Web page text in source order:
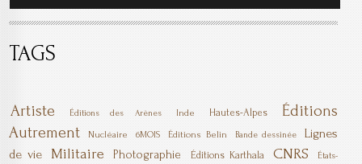
TAGS
Artiste Éditions des Arènes Inde Hautes-Alpes
Éditions
Autrement
Nucléaire 6MOIS Éditions Belin Bande dessinée
Lignes
de vie
Militaire Photographie Éditions Karthala CNRS États-